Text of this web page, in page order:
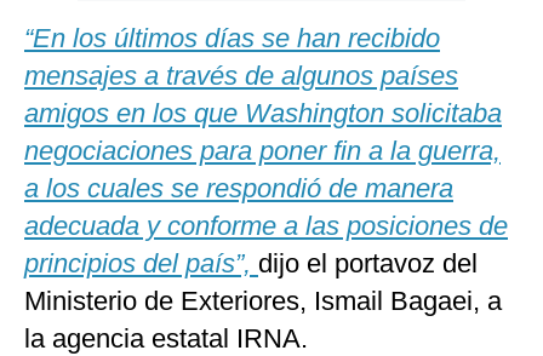
“En los últimos días se han recibido
mensajes a través de algunos países
amigos en los que Washington solicitaba
negociaciones para poner fin a la guerra,
a los cuales se respondió de manera
adecuada y conforme a las posiciones de
principios del país”, dijo el portavoz del
Ministerio de Exteriores, Ismail Bagaei, a
la agencia estatal IRNA.